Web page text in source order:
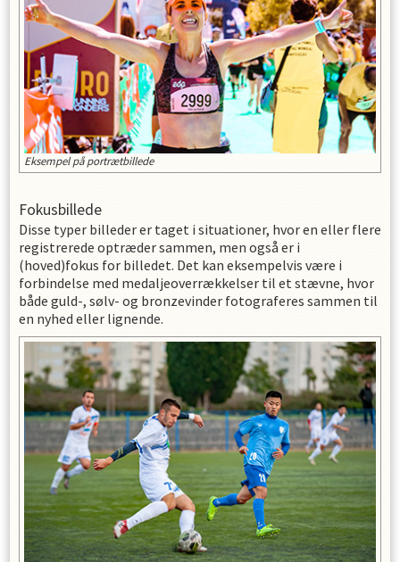
Eksempel på portrætbillede
Fokusbillede
Disse typer billeder er taget i situationer, hvor en eller flere
registrerede optræder sammen, men også er i
(hoved)fokus for billedet. Det kan eksempelvis være i
forbindelse med medaljeoverrækkelser til et stævne, hvor
både guld-, sølv- og bronzevinder fotograferes sammen til
en nyhed eller lignende.